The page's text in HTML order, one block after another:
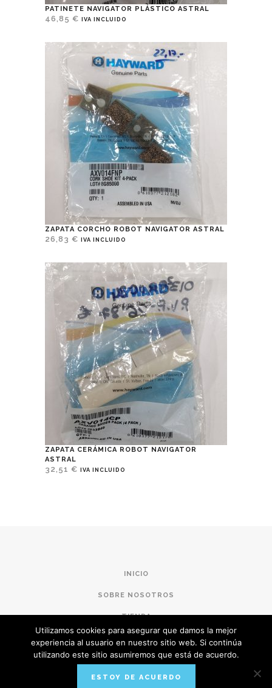
PATINETE NAVIGATOR PLÁSTICO ASTRAL
46,85 € IVA INCLUIDO
ZAPATA CORCHO ROBOT NAVIGATOR ASTRAL
26,83 € IVA INCLUIDO
ZAPATA CERÁMICA ROBOT NAVIGATOR
ASTRAL
32,51 € IVA INCLUIDO
INICIO
SOBRE NOSOTROS
TIENDA
CONDICIONES DE COMPRA
POLÍTICA DE PRIVACIDAD
AVISO LEGAL
Utilizamos cookies para asegurar que damos la mejor
experiencia al usuario en nuestro sitio web. Si continúa
utilizando este sitio asumiremos que está de acuerdo.
ESTOY DE ACUERDO